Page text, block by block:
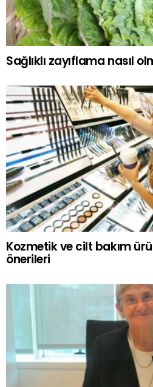
Sağlıklı zayıflama nasıl
Kozmetik ve cilt bakım
önerileri